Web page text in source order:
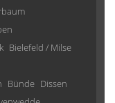
Bielefeld / Milse
Bünde Dissen